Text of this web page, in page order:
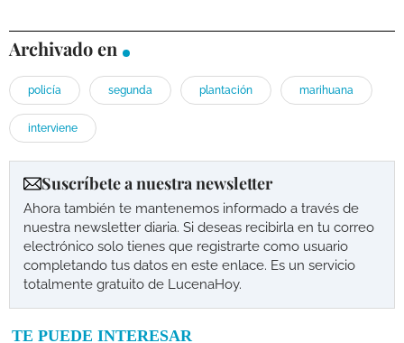
Archivado en
policía segunda plantación marihuana
interviene
Suscríbete a nuestra newsletter
Ahora también te mantenemos informado a través de
nuestra newsletter diaria. Si deseas recibirla en tu correo
electrónico solo tienes que registrarte como usuario
completando tus datos en este enlace. Es un servicio
totalmente gratuito de LucenaHoy.
TE PUEDE INTERESAR